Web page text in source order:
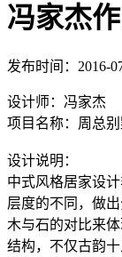
冯家杰
发布时间：2016-
设计师：冯家杰
项目名称：周总
设计说明：
中式风格居家设
层度的不同，做
木与石的对比来
结构，不仅古韵